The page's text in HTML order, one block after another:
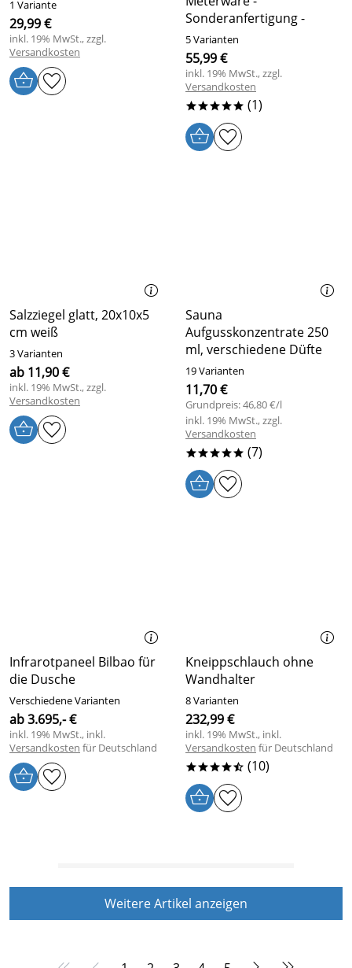
1 Variante
29,99 €
inkl. 19% MwSt., zzgl.
Versandkosten
Sonderanfertigung -
5 Varianten
55,99 €
inkl. 19% MwSt., zzgl.
Versandkosten
***** (1)
Salzziegel glatt, 20x10x5
cm weiß
3 Varianten
ab 11,90 €
inkl. 19% MwSt., zzgl.
Versandkosten
Sauna
Aufgusskonzentrate 250
ml, verschiedene Düfte
19 Varianten
11,70 €
Grundpreis: 46,80 €/l
inkl. 19% MwSt., zzgl.
Versandkosten
***** (7)
Infrarotpaneel Bilbao für
die Dusche
Verschiedene Varianten
ab 3.695,- €
inkl. 19% MwSt., inkl.
Versandkosten für Deutschland
Kneippschlauch ohne
Wandhalter
8 Varianten
232,99 €
inkl. 19% MwSt., inkl.
Versandkosten für Deutschland
****/ (10)
Weitere Artikel anzeigen